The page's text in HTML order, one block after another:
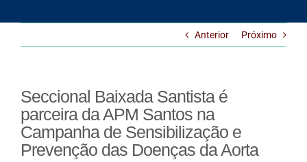
Anterior Próximo
Seccional Baixada Santista é
parceira da APM Santos na
Campanha de Sensibilização e
Prevenção das Doenças da Aorta